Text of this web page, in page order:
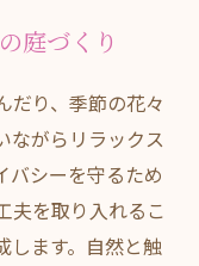
庭づくり
だり、季節の花々
ながらリラックス
バシーを守るため
夫を取り入れるこ
します。自然と触